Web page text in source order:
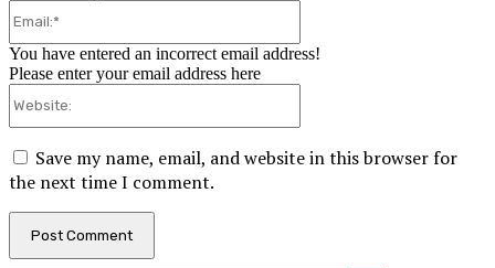
You have entered an incorrect email address!
Please enter your email address here
Save my name, email, and website in this browser for
the next time I comment.